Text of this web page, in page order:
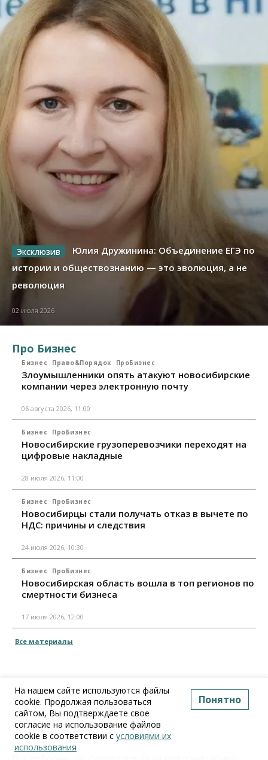
Юлия Дружинина: Объединение ЕГЭ по
истории и обществознанию — это эволюция, а не
революция
02 июля 2026
Про Бизнес
Бизнес Право&Порядок ПроБизнес
Злоумышленники опять атакуют новосибирские
компании через электронную почту
06 августа 2026, 11:00
Бизнес ПроБизнес
Новосибирские грузоперевозчики переходят на
цифровые накладные
28 июля 2026, 11:00
Бизнес ПроБизнес
Новосибирцы стали получать отказ в вычете по
НДС: причины и следствия
24 июля 2026, 10:30
Бизнес ПроБизнес
Новосибирская область вошла в топ регионов по
смертности бизнеса
17 июля 2026, 12:00
Все материалы
На нашем сайте используются файлы
cookie. Продолжая пользоваться
сайтом, Вы подтверждаете свое
согласие на использование файлов
cookie в соответствии с условиями их
использования
Понятно